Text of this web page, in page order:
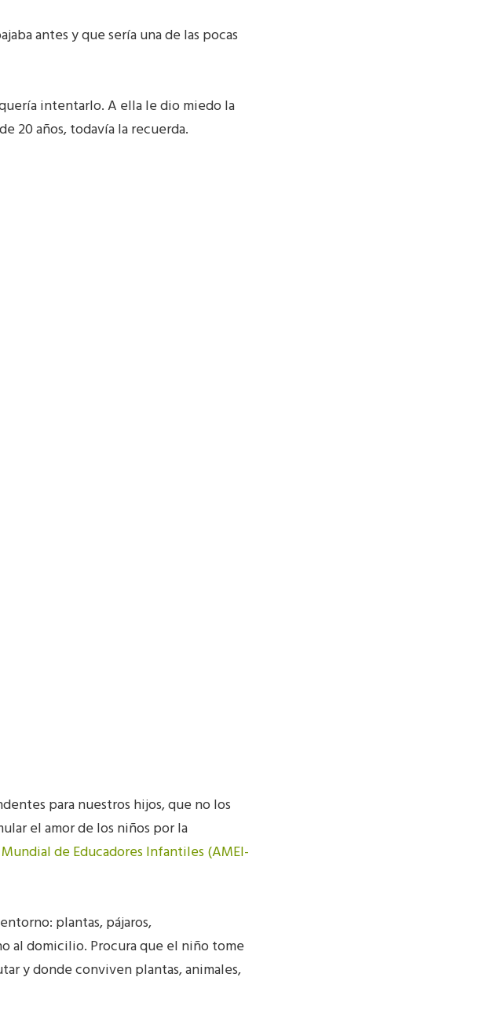
antes y que sería una de las pocas
intentarlo. A ella le dio miedo la
20 años, todavía la recuerda.
para nuestros hijos, que no los
el amor de los niños por la
de Educadores Infantiles (AMEI-
plantas, pájaros,
al domicilio. Procura que el niño tome
y donde conviven plantas, animales,